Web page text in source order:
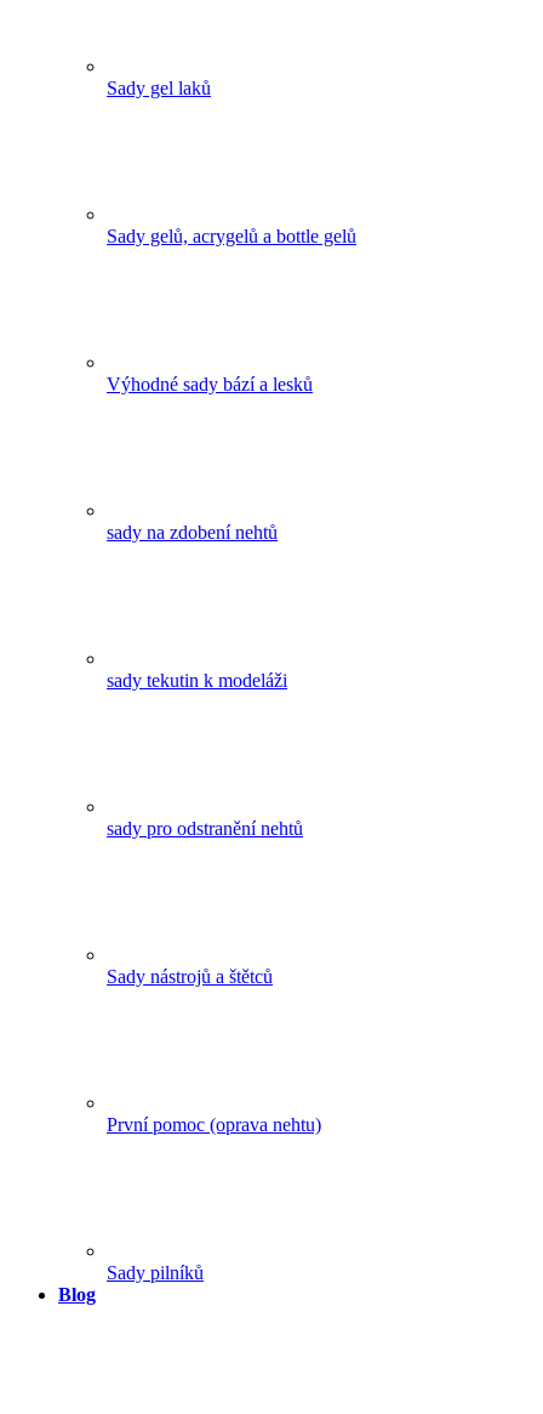
Sady gel laků
Sady gelů, acrygelů a bottle gelů
Výhodné sady bází a lesků
sady na zdobení nehtů
sady tekutin k modeláži
sady pro odstranění nehtů
Sady nástrojů a štětců
První pomoc (oprava nehtu)
Sady pilníků
Blog